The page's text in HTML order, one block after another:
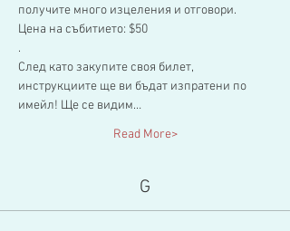
получите много изцеления и отговори.
Цена на събитието: $50
.
След като закупите своя билет,
инструкциите ще ви бъдат изпратени по
имейл! Ще се видим…
Read More>
G